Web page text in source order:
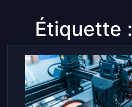
Button
Étiquette :